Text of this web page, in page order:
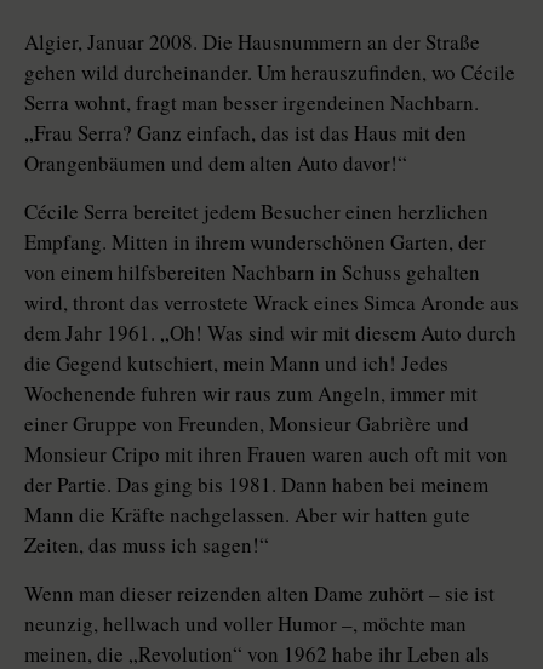
Algier, Januar 2008. Die Hausnummern an der Straße
gehen wild durcheinander. Um herauszufinden, wo Cécile
Serra wohnt, fragt man besser irgendeinen Nachbarn.
„Frau Serra? Ganz einfach, das ist das Haus mit den
Orangenbäumen und dem alten Auto davor!“
Cécile Serra bereitet jedem Besucher einen herzlichen
Empfang. Mitten in ihrem wunderschönen Garten, der
von einem hilfsbereiten Nachbarn in Schuss gehalten
wird, thront das verrostete Wrack eines Simca Aronde aus
dem Jahr 1961. „Oh! Was sind wir mit diesem Auto durch
die Gegend kutschiert, mein Mann und ich! Jedes
Wochenende fuhren wir raus zum Angeln, immer mit
einer Gruppe von Freunden, Monsieur Gabrière und
Monsieur Cripo mit ihren Frauen waren auch oft mit von
der Partie. Das ging bis 1981. Dann haben bei meinem
Mann die Kräfte nachgelassen. Aber wir hatten gute
Zeiten, das muss ich sagen!“
Wenn man dieser reizenden alten Dame zuhört – sie ist
neunzig, hellwach und voller Humor –, möchte man
meinen, die „Revolution“ von 1962 habe ihr Leben als